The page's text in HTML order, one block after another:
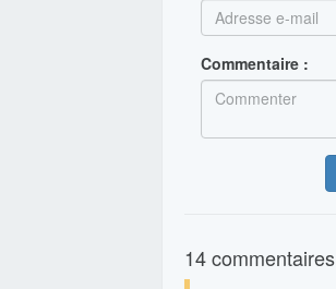
Commentaire :
14 commentaires